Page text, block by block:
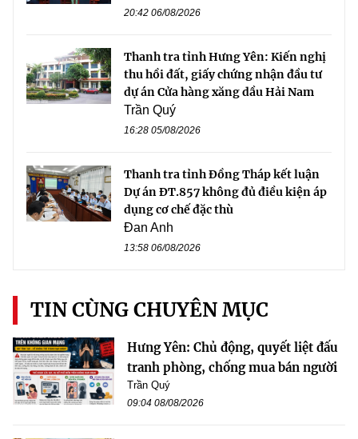
20:42 06/08/2026
Thanh tra tỉnh Hưng Yên: Kiến nghị
thu hồi đất, giấy chứng nhận đầu tư
dự án Cửa hàng xăng dầu Hải Nam
Trần Quý
16:28 05/08/2026
Thanh tra tỉnh Đồng Tháp kết luận
Dự án ĐT.857 không đủ điều kiện áp
dụng cơ chế đặc thù
Đan Anh
13:58 06/08/2026
TIN CÙNG CHUYÊN MỤC
Hưng Yên: Chủ động, quyết liệt đấu
tranh phòng, chống mua bán người
Trần Quý
09:04 08/08/2026